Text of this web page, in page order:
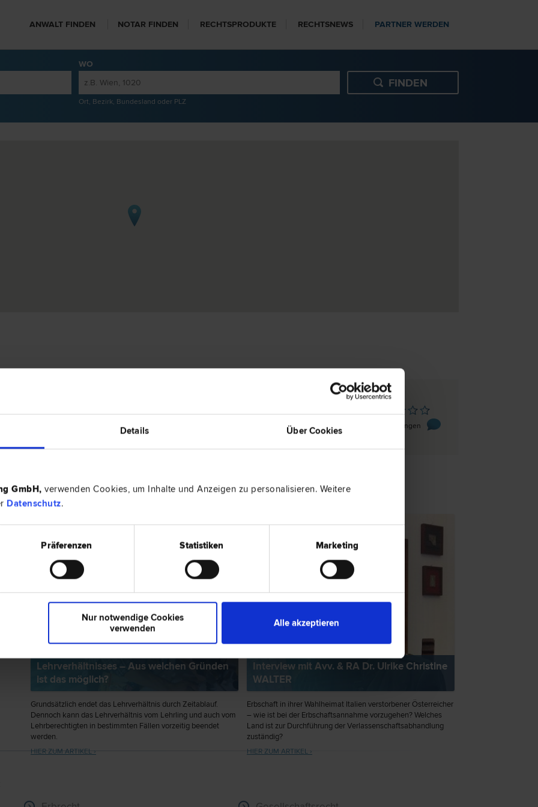
Details Über Cookies
GmbH, verwenden Cookies, um Inhalte und Anzeigen zu personalisieren. Weitere
Datenschutz.
Präferenzen Statistiken Marketing
Nur notwendige Cookies
verwenden
Alle akzeptieren
ANWALT FINDEN NOTAR FINDEN RECHTSPRODUKTE RECHTSNEWS PARTNER WERDEN
WO
Ort, Bezirk, Bundesland oder PLZ
0 Bewertungen
RECHTSNEWS
Lehrverhältnisses – Aus welchen Gründen
ist das möglich?
Grundsätzlich endet das Lehrverhältnis durch Zeitablauf.
Dennoch kann das Lehrverhältnis vom Lehrling und auch vom
Lehrberechtigten in bestimmten Fällen vorzeitig beendet
werden.
HIER ZUM ARTIKEL ›
Interview mit Avv. & RA Dr. Ulrike Christine
WALTER
Erbschaft in ihrer Wahlheimat Italien verstorbener Österreicher
– wie ist bei der Erbschaftsannahme vorzugehen? Welches
Land ist zur Durchführung der Verlassenschaftsabhandlung
zuständig?
HIER ZUM ARTIKEL ›